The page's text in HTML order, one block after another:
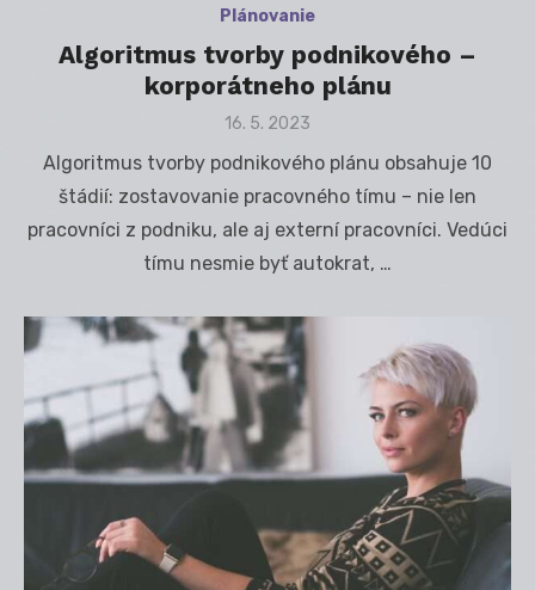
Plánovanie
Algoritmus tvorby podnikového –
korporátneho plánu
Posted
16. 5. 2023
Algoritmus tvorby podnikového plánu obsahuje 10
štádií: zostavovanie pracovného tímu – nie len
pracovníci z podniku, ale aj externí pracovníci. Vedúci
tímu nesmie byť autokrat, …